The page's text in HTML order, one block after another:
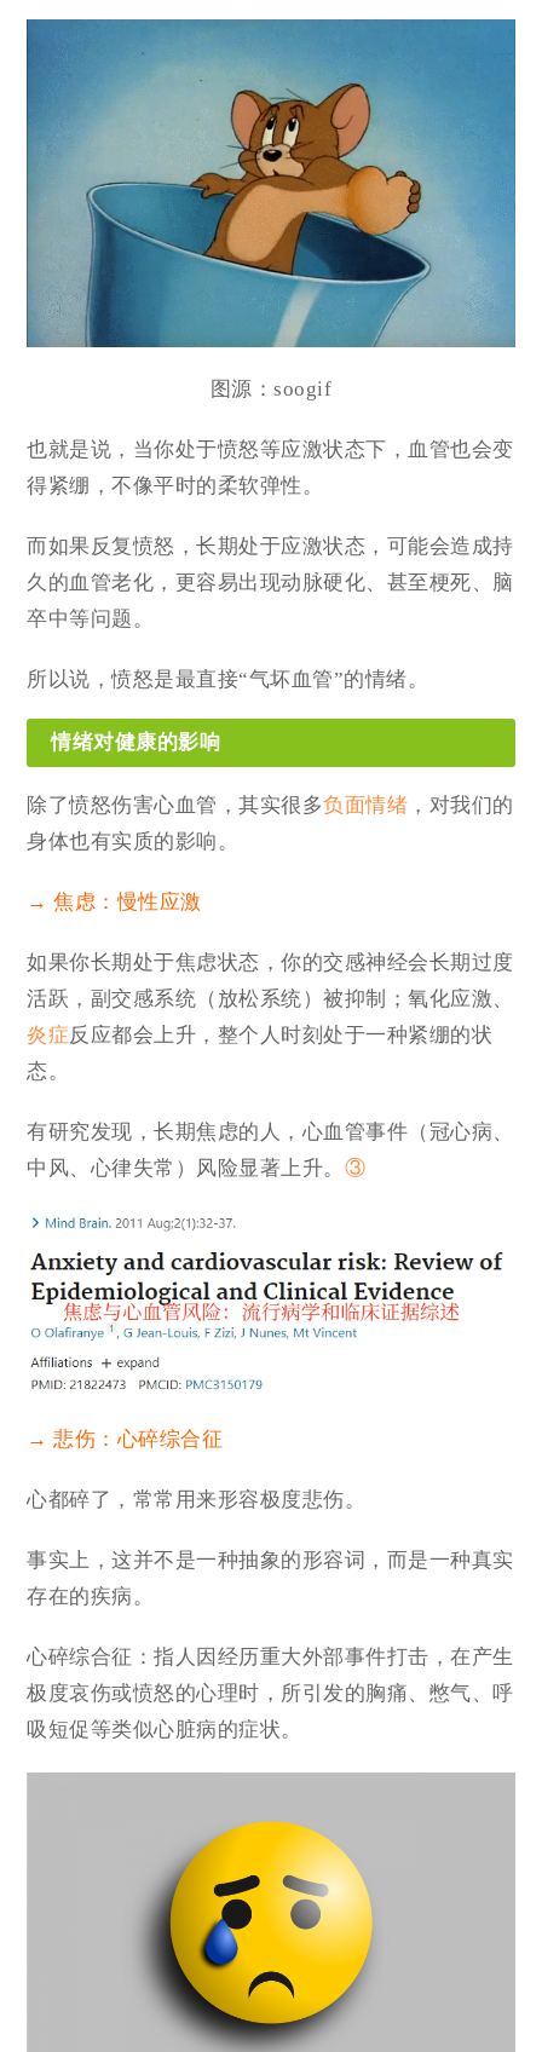
图源：soogif
也就是说，当你处于愤怒等应激状态下，血管也会变
得紧绷，不像平时的柔软弹性。
而如果反复愤怒，长期处于应激状态，可能会造成持
久的血管老化，更容易出现动脉硬化、甚至梗死、脑
卒中等问题。
所以说，愤怒是最直接“气坏血管”的情绪。
情绪对健康的影响
除了愤怒伤害心血管，其实很多负面情绪 ，对我们的
身体也有实质的影响。
→ 焦虑：慢性应激
如果你长期处于焦虑状态，你的交感神经会长期过度
活跃，副交感系统（放松系统）被抑制；氧化应激、
炎症反应都会上升，整个人时刻处于一种紧绷的状
态。
有研究发现，长期焦虑的人，心血管事件（冠心病、
中风、心律失常）风险显著上升。 ③
→ 悲伤：心碎综合征
心都碎了，常常用来形容极度悲伤。
事实上，这并不是一种抽象的形容词，而是一种真实
存在的疾病。
心碎综合征：指人因经历重大外部事件打击，在产生
极度哀伤或愤怒的心理时，所引发的胸痛、憋气、呼
吸短促等类似心脏病的症状。